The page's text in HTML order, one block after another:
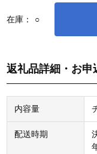
在庫： ○
返礼品詳細・お申
内容量
配送時期